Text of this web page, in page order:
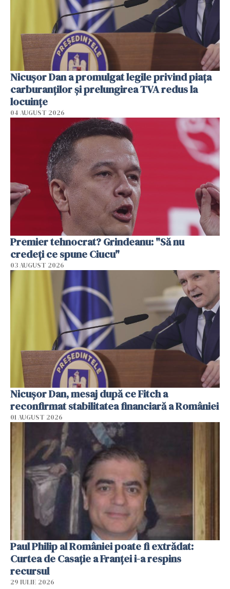
Nicuşor Dan a promulgat legile privind piaţa
carburanţilor şi prelungirea TVA redus la
locuinţe
04 AUGUST 2026
Premier tehnocrat? Grindeanu: "Să nu
credeți ce spune Ciucu"
03 AUGUST 2026
Nicuşor Dan, mesaj după ce Fitch a
reconfirmat stabilitatea financiară a României
01 AUGUST 2026
Paul Philip al României poate fi extrădat:
Curtea de Casaţie a Franţei i-a respins
recursul
29 IULIE 2026